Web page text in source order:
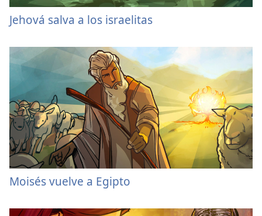
Jehová salva a los israelitas
Moisés vuelve a Egipto